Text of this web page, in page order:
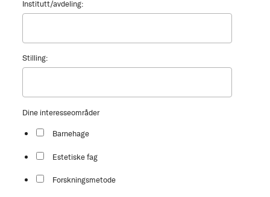
Institutt/avdeling:
Stilling:
Dine interesseområder
Barnehage
Estetiske fag
Forskningsmetode